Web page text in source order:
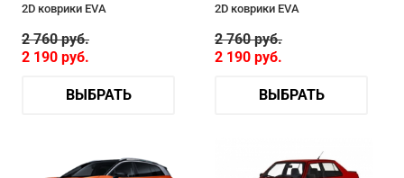
2D коврики EVA
2 760руб.
2 190 руб.
ВЫБРАТЬ
2D коврики EVA
2 760руб.
2 190 руб.
ВЫБРАТЬ